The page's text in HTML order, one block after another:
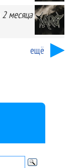
2 месяца
ещё